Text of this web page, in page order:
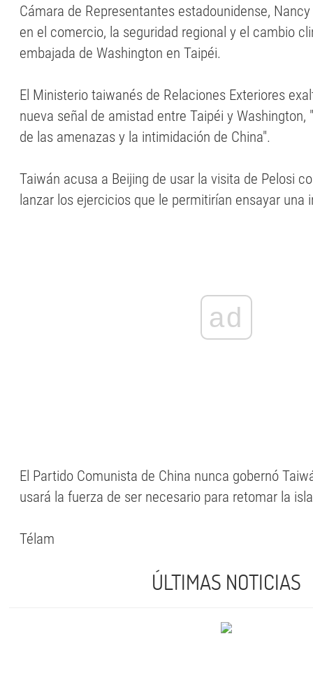
Cámara de Representantes estadounidense,
en el comercio, la seguridad regional y el cambio
embajada de Washington en Taipéi.
El Ministerio taiwanés de Relaciones Exteriores
nueva señal de amistad entre Taipéi y Washington,
de las amenazas y la intimidación de China".
Taiwán acusa a Beijing de usar la visita de Pelosi
lanzar los ejercicios que le permitirían ensayar una
ad
El Partido Comunista de China nunca gobernó
usará la fuerza de ser necesario para retomar la
Télam
ÚLTIMAS NOTICIAS